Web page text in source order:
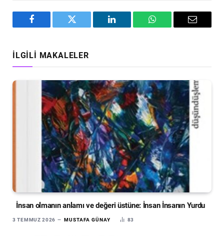
Facebook Twitter LinkedIn WhatsAppEmail
İLGILI MAKALELER
İnsan olmanın anlamı ve değeri üstüne: İnsan İnsanın Yurdu
3 TEMMUZ 2026 MUSTAFA GÜNAY 83